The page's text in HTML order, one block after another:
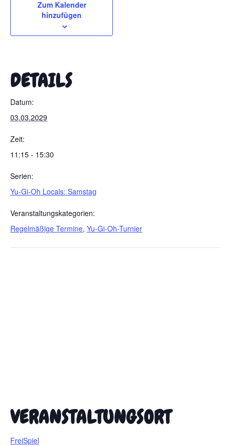
Zum Kalender
hinzufügen
DETAILS
Datum:
03.03.2029
Zeit:
11:15 - 15:30
Serien:
Yu-Gi-Oh Locals: Samstag
Veranstaltungskategorien:
Regelmäßige Termine, Yu-Gi-Oh-Turnier
VERANSTALTUNGSORT
FreiSpiel